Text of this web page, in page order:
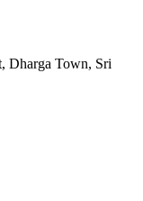
Dharga Town, Sri